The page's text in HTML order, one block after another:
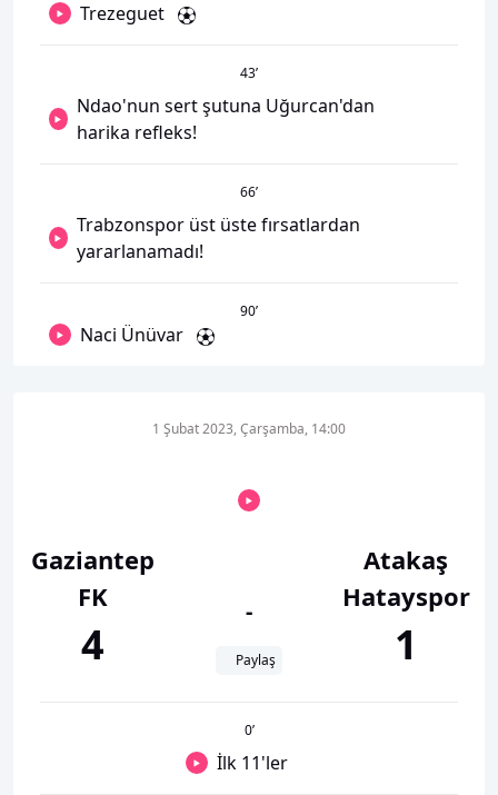
Trezeguet
43’
Ndao'nun sert şutuna Uğurcan'dan
harika refleks!
66’
Trabzonspor üst üste fırsatlardan
yararlanamadı!
90’
Naci Ünüvar
Gaziantep
FK
4
1 Şubat 2023, Çarşamba, 14:00
-
Paylaş
Atakaş
Hatayspor
1
0’
İlk 11'ler